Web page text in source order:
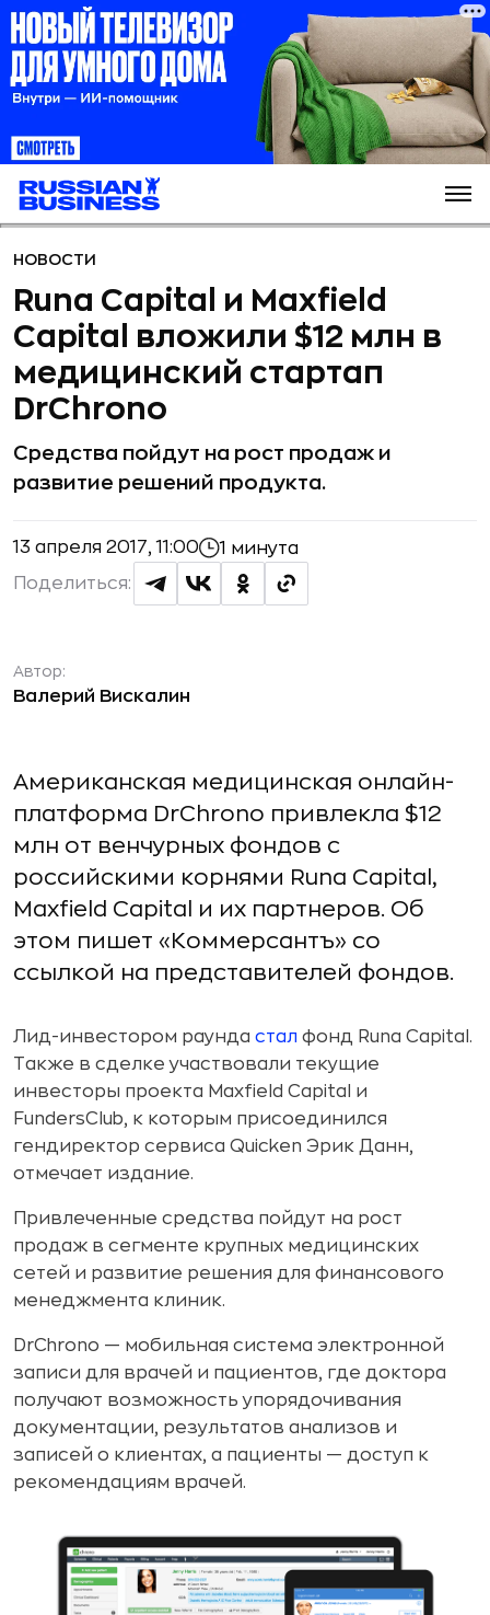
НОВОСТИ
Runa Capital и Maxfield
Capital вложили $12 млн в
медицинский стартап
DrChrono
Средства пойдут на рост продаж и
развитие решений продукта.
13 апреля 2017, 11:00 1 минута
Поделиться:
Автор:
Валерий Вискалин
Американская медицинская онлайн-
платформа DrChrono привлекла $12
млн от венчурных фондов с
российскими корнями Runa Capital,
Maxfield Capital и их партнеров. Об
этом пишет «Коммерсантъ» со
ссылкой на представителей фондов.
Лид-инвестором раунда стал фонд Runa Capital.
Также в сделке участвовали текущие
инвесторы проекта Maxfield Capital и
FundersClub, к которым присоединился
гендиректор сервиса Quicken Эрик Данн,
отмечает издание.
Привлеченные средства пойдут на рост
продаж в сегменте крупных медицинских
сетей и развитие решения для финансового
менеджмента клиник.
DrChrono — мобильная система электронной
записи для врачей и пациентов, где доктора
получают возможность упорядочивания
документации, результатов анализов и
записей о клиентах, а пациенты — доступ к
рекомендациям врачей.